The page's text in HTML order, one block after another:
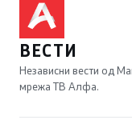
ВЕСТИ
Независни вести од
мрежа ТВ Алфа.